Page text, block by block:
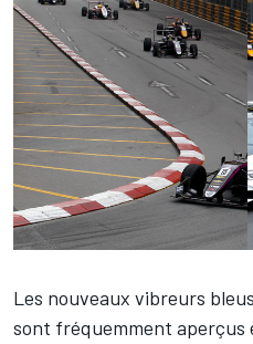
Les nouveaux vibreurs
sont fréquemment aperçus